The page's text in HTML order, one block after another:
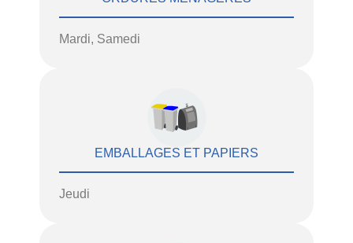
Mardi, Samedi
EMBALLAGES ET PAPIERS
Jeudi